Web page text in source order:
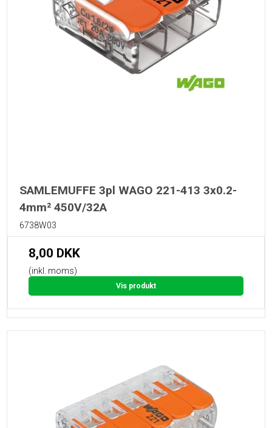
SAMLEMUFFE 3pl WAGO 221-413 3x0.2-
4mm² 450V/32A
6738W03
8,00 DKK
(inkl. moms)
Vis produkt